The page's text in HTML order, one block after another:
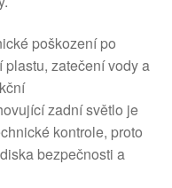
poškození po
zatečení vody a
zadní světlo je
kontrole, proto
bezpečnosti a